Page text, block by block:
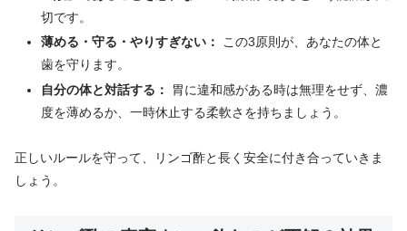
切です。
薄める・守る・やりすぎない：
この3原則が、あなたの体と
歯を守ります。
自分の体と対話する：
胃に違和感がある時は無理をせず、濃
度を薄めるか、一時休止する柔軟さを持ちましょう。
正しいルールを守って、リンゴ酢と長く安全に付き合っていきま
しょう。